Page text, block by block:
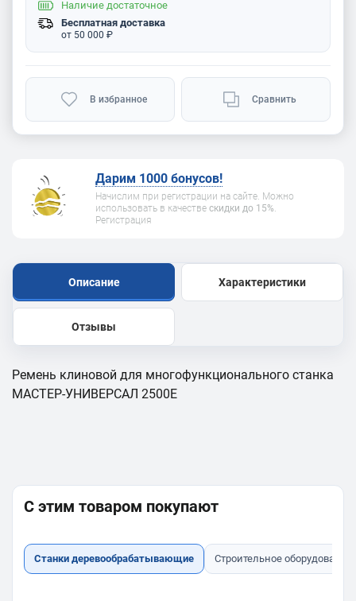
Наличие достаточное
Бесплатная доставка
от 50 000 ₽
В избранное Сравнить
Дарим 1000 бонусов!
Начислим при регистрации на сайте. Можно
использовать в качестве скидки до 15%.
Регистрация
Описание Характеристики
Отзывы
Ремень клиновой для многофункционального станка
МАСТЕР-УНИВЕРСАЛ 2500Е
С этим товаром покупают
Станки деревообрабатывающие Строительное оборудование